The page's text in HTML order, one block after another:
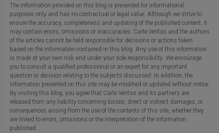
The information provided on this blog is presented for informational
purposes only and has no contractual or legal value. Although we strive to
ensure the accuracy, completeness and updating of the published content, it
may contain errors, omissions or inaccuracies. Carte Veritas and the authors
of the articles cannot be held responsible for decisions or actions taken
based on the information contained in this blog. Any use of this information
is made at your own risk and under your sole responsibility. We encourage
you to consult a qualified professional or an expert for any important
question or decision relating to the subjects discussed. In addition, the
information presented on this site may be modified or updated without notice.
By visiting this blog, you agree that Carte Veritas and its partners are
released from any liability concerning losses, direct or indirect damages, or
consequences arising from the use of the contents of this site, whether they
are linked to errors, omissions or the interpretation of the information
published.